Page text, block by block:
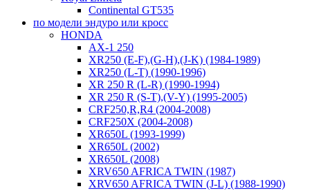
Continental GT535
по модели эндуро или кросс
HONDA
AX-1 250
XR250 (E-F),(G-H),(J-K) (1984-1989)
XR250 (L-T) (1990-1996)
XR 250 R (L-R) (1990-1994)
XR 250 R (S-T),(V-Y) (1995-2005)
CRF250,R,R4 (2004-2008)
CRF250X (2004-2008)
XR650L (1993-1999)
XR650L (2002)
XR650L (2008)
XRV650 AFRICA TWIN (1987)
XRV650 AFRICA TWIN (J-L) (1988-1990)